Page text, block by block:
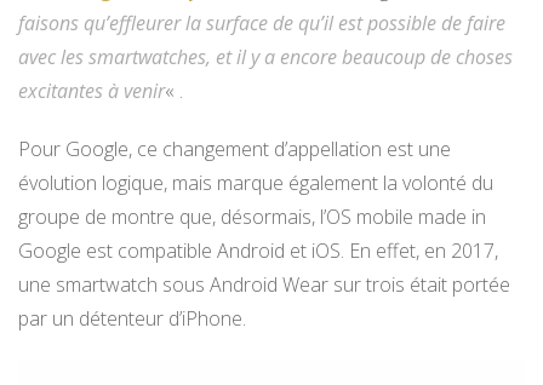
faisons qu’effleurer la surface de qu’il est possible de faire
avec les smartwatches, et il y a encore beaucoup de choses
excitantes à venir« .
Pour Google, ce changement d’appellation est une
évolution logique, mais marque également la volonté du
groupe de montre que, désormais, l’OS mobile made in
Google est compatible Android et iOS. En effet, en 2017,
une smartwatch sous Android Wear sur trois était portée
par un détenteur d’iPhone.